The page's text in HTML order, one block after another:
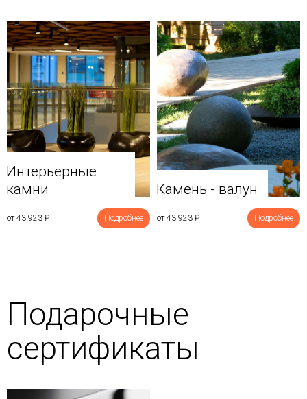
Интерьерные
камни
от 43 923 ₽ Подробнее
Камень - валун
от 43 923 ₽ Подробнее
Подарочные
сертификаты